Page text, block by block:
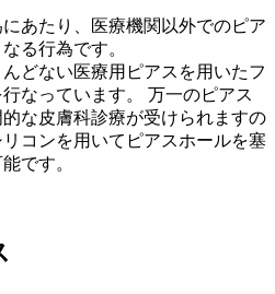
あたり、医療機関以外でのピア
る行為です。
どない医療用ピアスを用いたフ
なっています。 万一のピアス
な皮膚科診療が受けられますの
コンを用いてピアスホールを塞
です。